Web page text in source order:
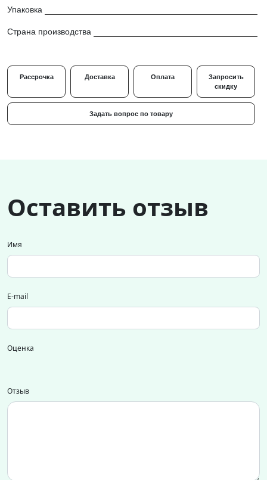
Упаковка
Страна производства
Рассрочка Доставка Оплата
Запросить
скидку
Задать вопрос по товару
Оставить отзыв
Имя
E-mail
Оценка
Отзыв